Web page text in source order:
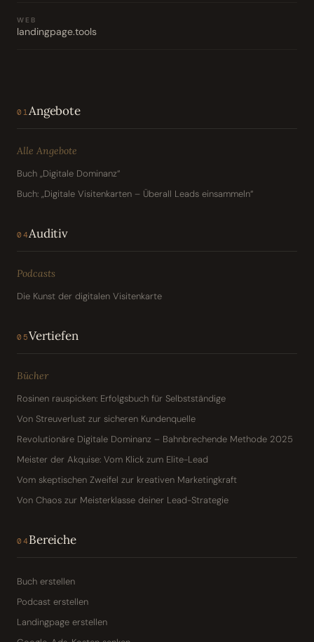
WEB
landingpage.tools
01 Angebote
Alle Angebote
Buch „Digitale Dominanz“
Buch: „Digitale Visitenkarten – Überall Leads einsammeln“
04Auditiv
Podcasts
Die Kunst der digitalen Visitenkarte
05Vertiefen
Bücher
Rosinen rauspicken: Erfolgsbuch für Selbstständige
Von Streuverlust zur sicheren Kundenquelle
Revolutionäre Digitale Dominanz – Bahnbrechende Methode 2025
Meister der Akquise: Vom Klick zum Elite-Lead
Vom skeptischen Zweifel zur kreativen Marketingkraft
Von Chaos zur Meisterklasse deiner Lead-Strategie
04Bereiche
Buch erstellen
Podcast erstellen
Landingpage erstellen